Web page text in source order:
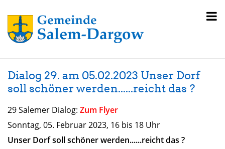
Dialog 29. am 05.02.2023 Unser Dorf
soll schöner werden......reicht das ?
29 Salemer Dialog: Zum Flyer
Sonntag, 05. Februar 2023, 16 bis 18 Uhr
Unser Dorf soll schöner werden......reicht das ?